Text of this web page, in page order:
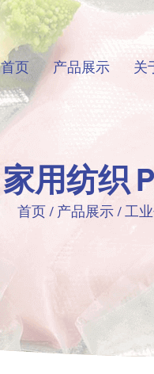
首页 产品展示 关
家用纺织
首页/ 产品展示/ 工